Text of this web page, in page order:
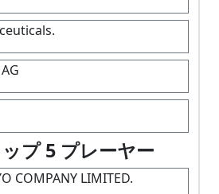
プ 5 プレーヤー
COMPANY LIMITED.